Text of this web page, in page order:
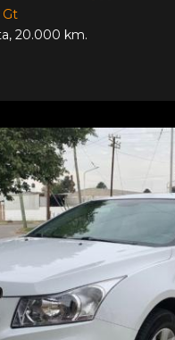
, 20.000 km.